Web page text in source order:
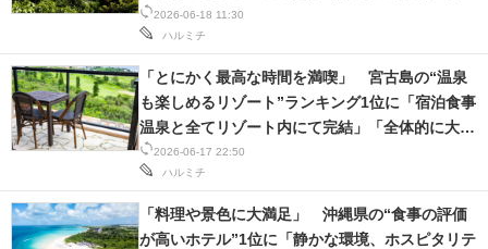
ビジネスと働き方のヒント
AI活用のいまが分かる
企業ITのトレンドを詳説
経営リーダーのコミュニティ
マーケ×ITの今がよく分かる
2026-06-18 11:30
ハルミチ
きる」の声
2026-06-17 22:50
ハルミチ
「とにかく最高な時間を満喫」 宮古島の“温泉
も楽しめるリゾート”ランキング1位に「宿泊食事
温泉と全てリゾート内にて完結」「全体的に大満
足」の声
「料理や景色に大満足」 沖縄県の“食事の評価
が高いホテル”1位に「静かな環境、ホスピタリテ